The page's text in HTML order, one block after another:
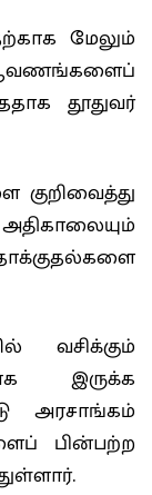
மேலும்
ஆவணங்களைப்
தூதுவர்
வசிக்கும்
இருக்க
அரசாங்கம்
பின்பற்ற